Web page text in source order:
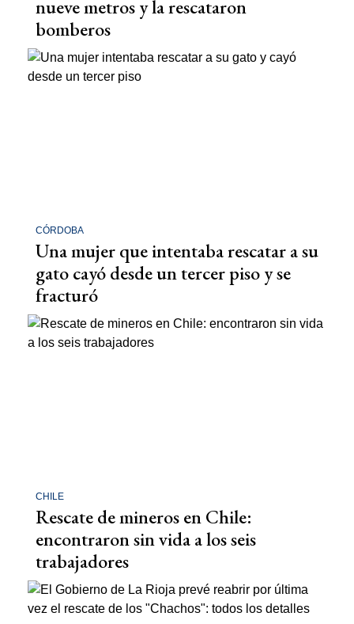
nueve metros y la rescataron
bomberos
CÓRDOBA
Una mujer que intentaba rescatar a su
gato cayó desde un tercer piso y se
fracturó
CHILE
Rescate de mineros en Chile:
encontraron sin vida a los seis
trabajadores